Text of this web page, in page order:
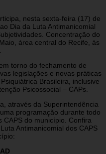
nesta sexta-feira (17) de
Dia da Luta Antimanicomial
Concentração do
área central do Recife, às
torno do fechamento de
legislações e novas práticas
Brasileira, inclusive
Psicossocial – CAPs.
através da Superintendência
programação durante todo
CAPS do município. Confira
Antimanicomial dos CAPS